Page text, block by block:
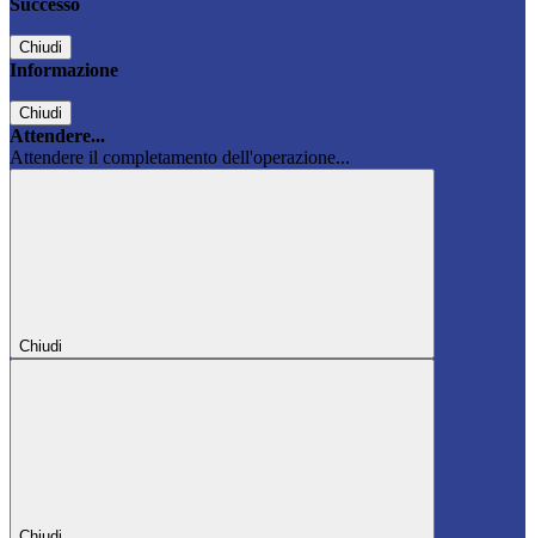
Successo
Chiudi
Informazione
Chiudi
Attendere...
Attendere il completamento dell'operazione...
Chiudi